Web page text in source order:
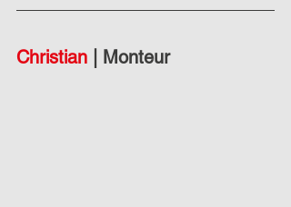
Christian Monteur